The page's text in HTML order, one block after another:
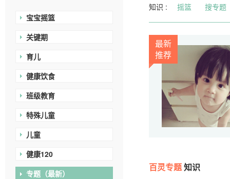
宝宝摇篮
关键期
育儿
健康饮食
班级教育
特殊儿童
儿童
健康120
专题（最新）
知识 : 摇篮 搜专题
最新
推荐
百灵专题知识